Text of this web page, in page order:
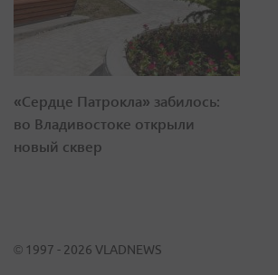
«Сердце Патрокла» забилось:
во Владивостоке открыли
новый сквер
© 1997 - 2026 VLADNEWS